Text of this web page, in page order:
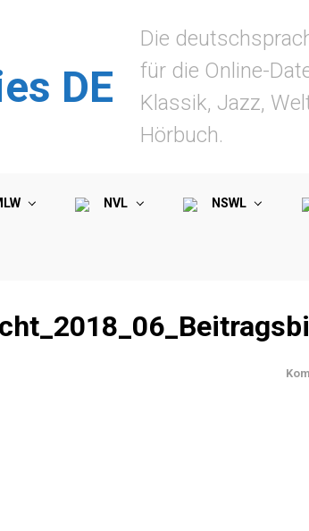
DE
Die
für die Online-
Klassik, Jazz,
Hörbuch.
NVL NSWL